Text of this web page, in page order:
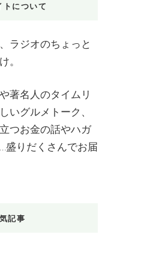
トについて
ラジオのちょっと
。
著名人のタイムリ
いグルメトーク、
つお金の話やハガ
盛りだくさんでお届
記事